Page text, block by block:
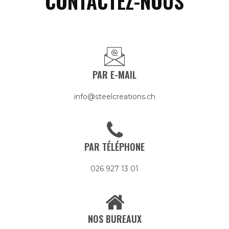
PAR E-MAIL
info@steelcreations.ch
PAR TÉLÉPHONE
026 927 13 01
NOS BUREAUX